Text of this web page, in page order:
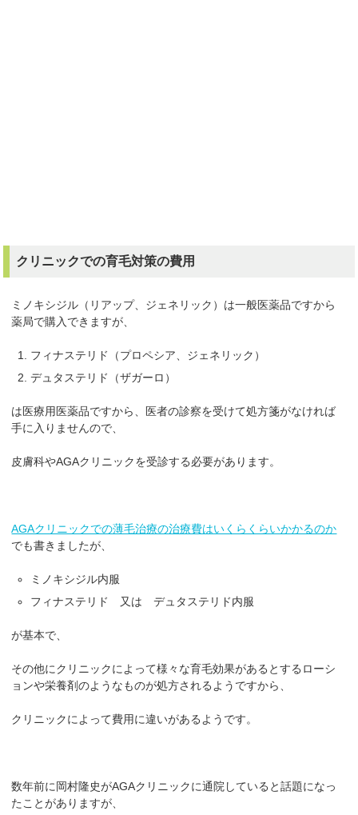
クリニックでの育毛対策の費用
ミノキシジル（リアップ、ジェネリック）は一般医薬品ですから
薬局で購入できますが、
フィナステリド（プロペシア、ジェネリック）
デュタステリド（ザガーロ）
は医療用医薬品ですから、医者の診察を受けて処方箋がなければ
手に入りませんので、
皮膚科やAGAクリニックを受診する必要があります。
AGAクリニックでの薄毛治療の治療費はいくらくらいかかるのか
でも書きましたが、
ミノキシジル内服
フィナステリド 又は デュタステリド内服
が基本で、
その他にクリニックによって様々な育毛効果があるとするローシ
ョンや栄養剤のようなものが処方されるようですから、
クリニックによって費用に違いがあるようです。
数年前に岡村隆史がAGAクリニックに通院していると話題になっ
たことがありますが、